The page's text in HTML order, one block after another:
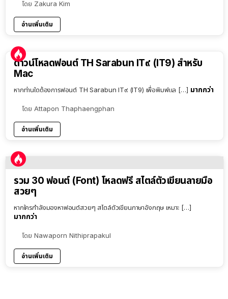
โดย Zakura Kim
อ่านเพิ่มเติม
ดาวน์โหลดฟอนต์ TH Sarabun IT๙ (IT9) สำหรับ
Mac
หากท่านใดต้องการฟอนต์ TH Sarabun IT๙ (IT9) เพื่อพิมพ์แล […] มากกว่า
โดย Attapon Thaphaengphan
อ่านเพิ่มเติม
รวม 30 ฟอนต์ (Font) โหลดฟรี สไตล์ตัวเขียนลายมือ
สวยๆ
หากใครกำลังมองหาฟอนต์สวยๆ สไตล์ตัวเขียนภาษาอังกฤษ เหมาะ […]
มากกว่า
โดย Nawaporn Nithiprapakul
อ่านเพิ่มเติม